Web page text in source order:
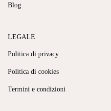
Blog
LEGALE
Politica di privacy
Politica di cookies
Termini e condizioni